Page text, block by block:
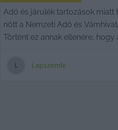
Adó és járulék tartozások miatt
nőtt a Nemzeti Adó és
Történt ez annak ellenére, hogy
L Lapszemle